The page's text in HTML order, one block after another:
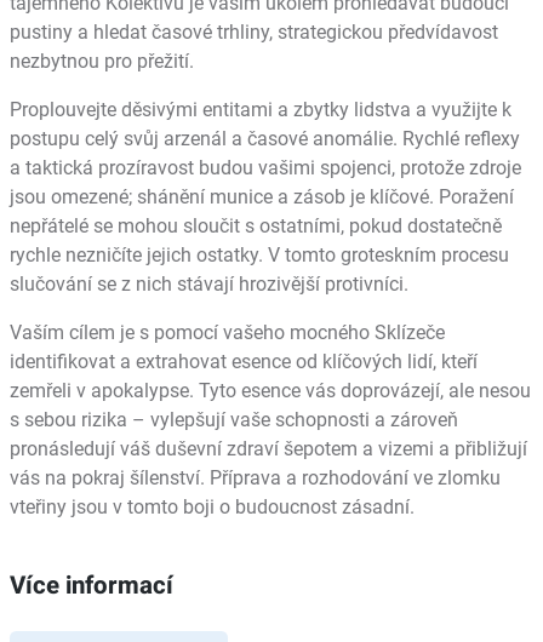
pustiny a hledat časové trhliny, strategickou předvídavost
nezbytnou pro přežití.
Proplouvejte děsivými entitami a zbytky lidstva a využijte k
postupu celý svůj arzenál a časové anomálie. Rychlé reflexy
a taktická prozíravost budou vašimi spojenci, protože zdroje
jsou omezené; shánění munice a zásob je klíčové. Poražení
nepřátelé se mohou sloučit s ostatními, pokud dostatečně
rychle nezničíte jejich ostatky. V tomto groteskním procesu
slučování se z nich stávají hrozivější protivníci.
Vaším cílem je s pomocí vašeho mocného Sklízeče
identifikovat a extrahovat esence od klíčových lidí, kteří
zemřeli v apokalypse. Tyto esence vás doprovázejí, ale nesou
s sebou rizika – vylepšují vaše schopnosti a zároveň
pronásledují váš duševní zdraví šepotem a vizemi a přibližují
vás na pokraj šílenství. Příprava a rozhodování ve zlomku
vteřiny jsou v tomto boji o budoucnost zásadní.
Více informací